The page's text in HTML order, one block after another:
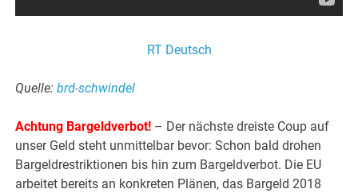
RT Deutsch
Quelle: brd-schwindel
Achtung Bargeldverbot! – Der nächste dreiste Coup auf
unser Geld steht unmittelbar bevor: Schon bald drohen
Bargeldrestriktionen bis hin zum Bargeldverbot. Die EU
arbeitet bereits an konkreten Plänen, das Bargeld 2018